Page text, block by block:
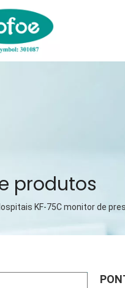
produtos
KF-75C monitor de